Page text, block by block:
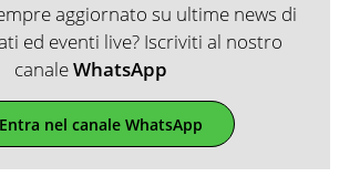
aggiornato su ultime news di
ed eventi live? Iscriviti al nostro
canaleWhatsApp
nel canale WhatsApp